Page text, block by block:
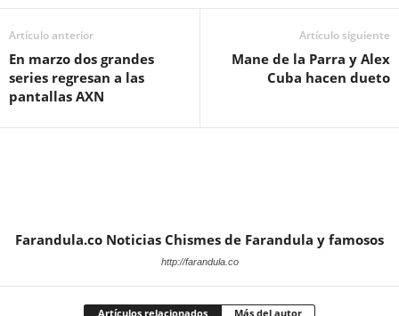
Artículo anterior
En marzo dos grandes
series regresan a las
pantallas AXN
Artículo siguiente
Mane de la Parra y Alex
Cuba hacen dueto
Farandula.co Noticias Chismes de Farandula y famosos
http://farandula.co
Artículos relacionados Más del autor